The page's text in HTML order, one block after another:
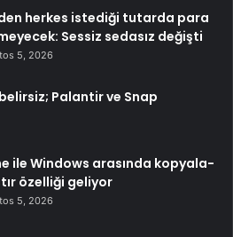
herkes istediği tutarda para
Sessiz sedasız değişti
5, 2026
Palantir ve Snap
ile Windows arasında kopyala-
özelliği geliyor
5, 2026